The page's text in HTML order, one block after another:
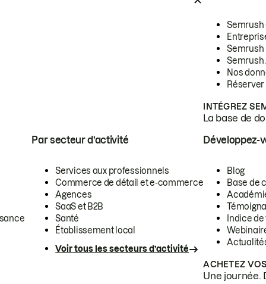
Semrush
Semrush
Semrush
Nos
INTÉGREZ
La base de
Par secteur d’activité
Services aux professionnels
Commerce de détail et e-commerce
Agences
SaaS et B2B
Santé
Établissement local
Voir tous les secteurs d’activité
Développez-
Blog
Base de
Indice
ACHETEZ
Une journée.